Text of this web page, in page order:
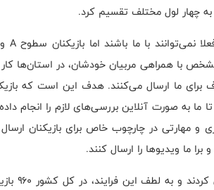
به چهار لول مختلف تقسیم کرد.
با همراهی مربیان خودشان، در استان‌ها
ما ارسال می‌کنند. هدف این است که
ما به صورت آنلاین بررسی‌های لازم را انجام
و مهارتی در چارچوب خاص برای بازیکنان
ما ویدیوها را ارسال کنند.
۷۲ مربی